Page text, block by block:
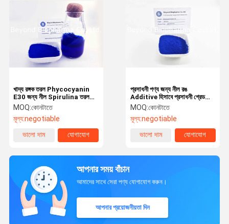
খাদ্য রঙ্গক তরল Phycocyanin
E30 জন্য নীল Spirulina তরল
নির্যাস
MOQ:কোনটাতে
মূল্য:negotiable
ভালো দাম
যোগাযোগ
প্রসাধনী পণ্য জন্য নীল রঙ
Additive হিসাবে প্রসাধনী গ্রেড
Phycocyanin পাউডার
MOQ:কোনটাতে
মূল্য:negotiable
ভালো দাম
যোগাযোগ
আপনার সময় বাঁচান
আমাদের সাথে সেরা পণ্য যোগাযোগ করুন।
আপনার প্রয়োজনীয়তা দিন